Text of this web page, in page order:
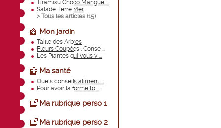
Tiramisu Choco Mangue ...
Salade Terre Mer
> Tous les articles (15)
Mon jardin
Taille des Arbres
Fleurs Coupées : Conse ...
Les Plantes qui vous v ...
Ma santé
Quels conseils aliment ...
Pour avoir la forme to ...
Ma rubrique perso 1
Ma rubrique perso 2